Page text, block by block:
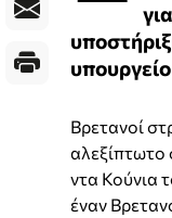
Βρετανοί
αλεξίπτωτο
ντα Κούνια
έναν